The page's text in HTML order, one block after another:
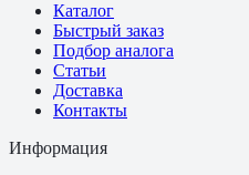
Каталог
Быстрый заказ
Подбор аналога
Статьи
Доставка
Контакты
Информация